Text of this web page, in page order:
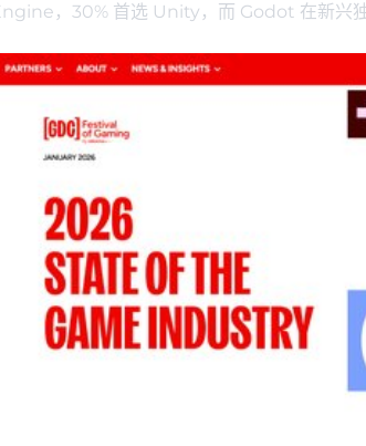
，30% 首选 Unity，而 Godot 在新兴独